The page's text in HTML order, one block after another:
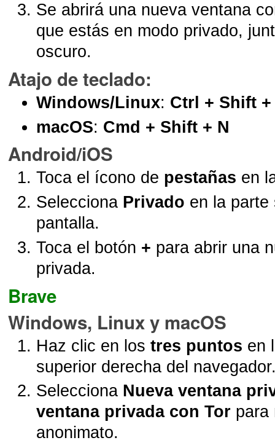
Se abrirá una nueva ventana
que estás en modo privado,
oscuro.
Atajo de teclado:
Windows/Linux: Ctrl + Shift +
macOS: Cmd + Shift + N
Android/iOS
Toca el ícono de pestañas en
Selecciona Privado en la parte
pantalla.
Toca el botón + para abrir una
privada.
Brave
Windows, Linux y macOS
Haz clic en lostres puntos en
superior derecha del
Selecciona Nueva ventana
ventana privada con Tor para
anonimato.